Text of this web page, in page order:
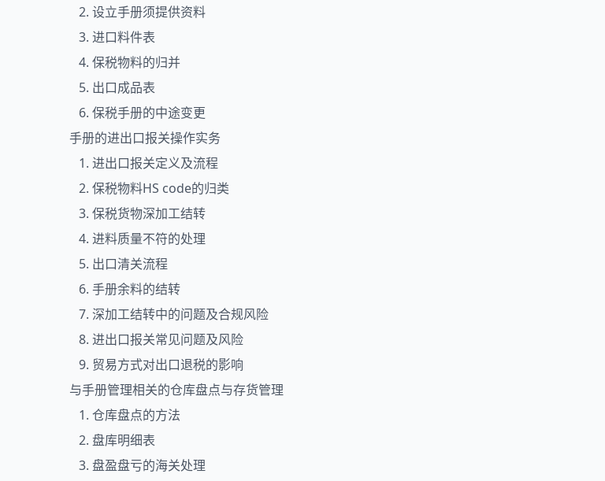
2. 设立手册须提供资料
3. 进口料件表
4. 保税物料的归并
5. 出口成品表
6. 保税手册的中途变更
手册的进出口报关操作实务
1. 进出口报关定义及流程
2. 保税物料HS code的归类
3. 保税货物深加工结转
4. 进料质量不符的处理
5. 出口清关流程
6. 手册余料的结转
7. 深加工结转中的问题及合规风险
8. 进出口报关常见问题及风险
9. 贸易方式对出口退税的影响
与手册管理相关的仓库盘点与存货管理
1. 仓库盘点的方法
2. 盘库明细表
3. 盘盈盘亏的海关处理